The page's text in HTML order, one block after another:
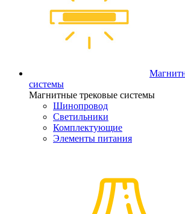
системы
Магнитные трековые системы
Шинопровод
Светильники
Комплектующие
Элементы питания